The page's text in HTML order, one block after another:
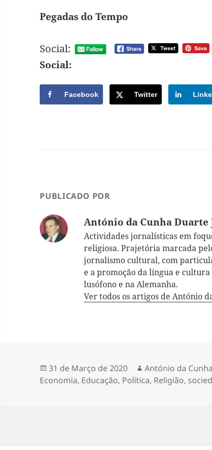
Pegadas do Tempo
Social:
Social:
Facebook Twitter
PUBLICADO POR
António da Cunha Duarte
Actividades jornalísticas em
religiosa. Prajetória marcada
jornalismo cultural, com
e a promoção da língua e
lusófono e na Alemanha.
Ver todos os artigos de António
Publicado
a
31 de Março de 2020 Autor
António da
Economia, Educação, Política, Religião,